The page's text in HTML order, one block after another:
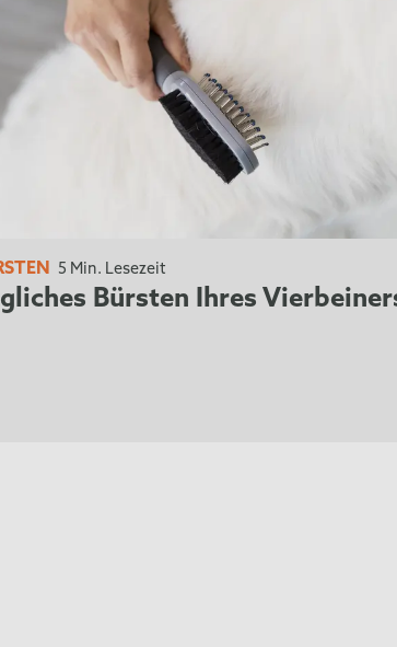
5 Min. Lesezeit
Bürsten Ihres